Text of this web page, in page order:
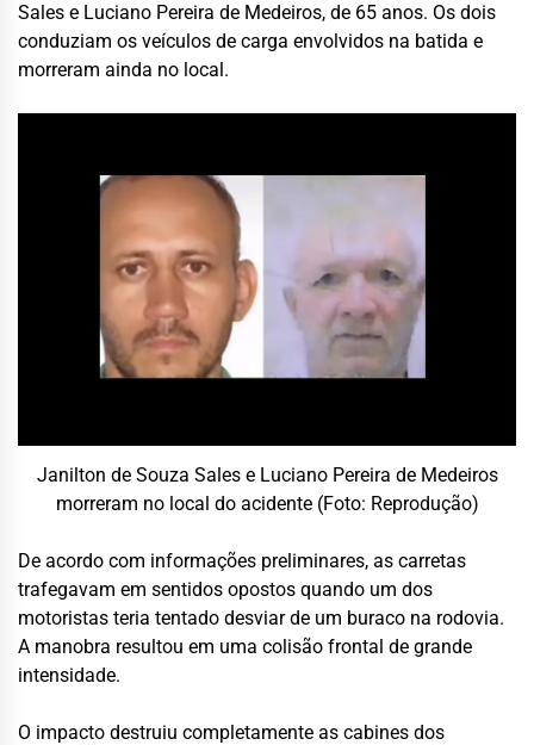
Sales e Luciano Pereira de Medeiros, de 65 anos. Os dois
conduziam os veículos de carga envolvidos na batida e
morreram ainda no local.
Janilton de Souza Sales e Luciano Pereira de Medeiros
morreram no local do acidente (Foto: Reprodução)
De acordo com informações preliminares, as carretas
trafegavam em sentidos opostos quando um dos
motoristas teria tentado desviar de um buraco na rodovia.
A manobra resultou em uma colisão frontal de grande
intensidade.
O impacto destruiu completamente as cabines dos